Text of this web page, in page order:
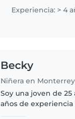
edades, desde
en edad escolar. Soy
persona
Experiencia: > 4
Becky
Niñera en Monterrey
Soy una joven de 25
años de